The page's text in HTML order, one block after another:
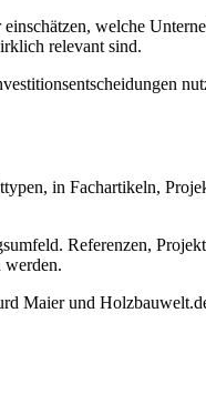
welche
relevant sind.
in Fachartikeln,
Referenzen,
werden.
Maier und